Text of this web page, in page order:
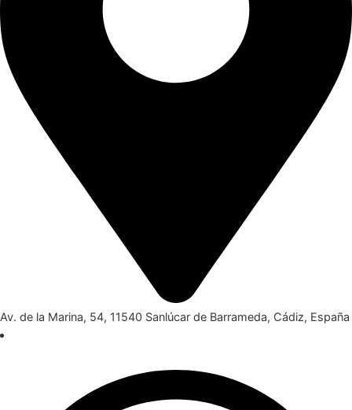
Av. de la Marina, 54, 11540 Sanlúcar de Barrameda, Cádiz, España